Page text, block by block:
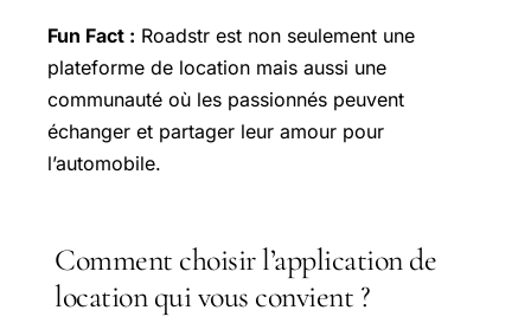
Fun Fact : Roadstr est non seulement une
plateforme de location mais aussi une
communauté où les passionnés peuvent
échanger et partager leur amour pour
l’automobile.
Comment choisir l’application de
location qui vous convient ?